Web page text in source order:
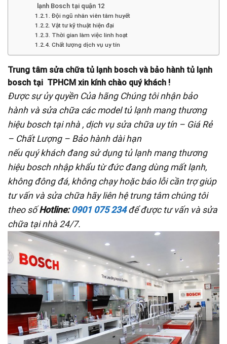
lạnh Bosch tại quận 12
Đội ngũ nhân viên tâm huyết
Vật tư kỹ thuật hiện đại
Thời gian làm việc linh hoạt
Chất lượng dịch vụ uy tín
Trung tâm sửa chữa tủ lạnh bosch và bảo hành tủ lạnh
bosch tại TPHCM xin kính chào quý khách !
Được sự ủy quyền Của hãng Chúng tôi nhận bảo
hành và sửa chữa các model tủ lạnh mang thương
hiệu bosch tại nhà , dịch vụ sửa chữa uy tín – Giá Rẻ
– Chất Lượng – Bảo hành dài hạn
nếu quý khách đang sử dụng tủ lạnh mang thương
hiệu bosch nhập khẩu từ đức đang dùng mất lạnh,
không đông đá, không chạy hoặc báo lỗi cần trợ giúp
tư vấn và sửa chữa hãy liên hệ trung tâm chúng tôi
theo sốHotline: 0901 075 234để được tư vấn và sửa
chữa tại nhà 24/7.